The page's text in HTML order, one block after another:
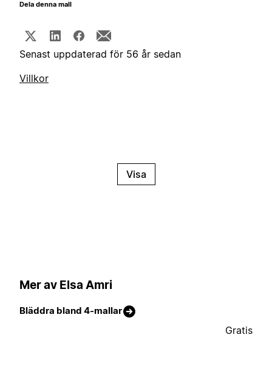
Dela denna mall
Senast uppdaterad för 56 år sedan
Villkor
Visa
Mer av Elsa Amri
Bläddra bland 4-mallar
Gratis